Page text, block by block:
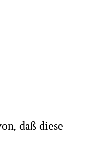
daß diese